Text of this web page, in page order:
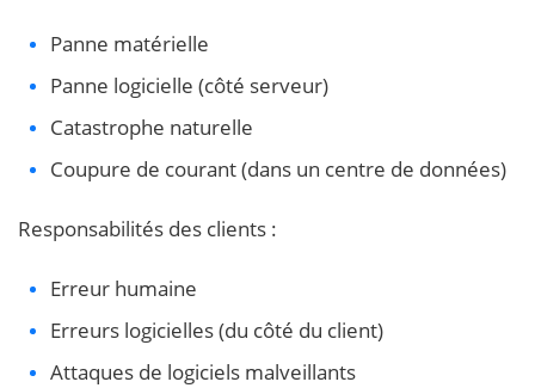
Panne matérielle
Panne logicielle (côté serveur)
Catastrophe naturelle
Coupure de courant (dans un centre de données)
Responsabilités des clients :
Erreur humaine
Erreurs logicielles (du côté du client)
Attaques de logiciels malveillants